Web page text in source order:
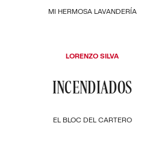
MI HERMOSA LAVANDERÍA
EL BLOC DEL CARTERO
INCENDIADOS
LORENZO SILVA